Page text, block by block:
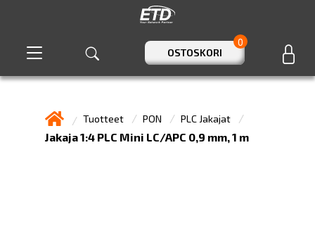
OSTOSKORI
0
Tuotteet PON PLC Jakajat
Jakaja 1:4 PLC Mini LC/APC 0,9 mm, 1 m